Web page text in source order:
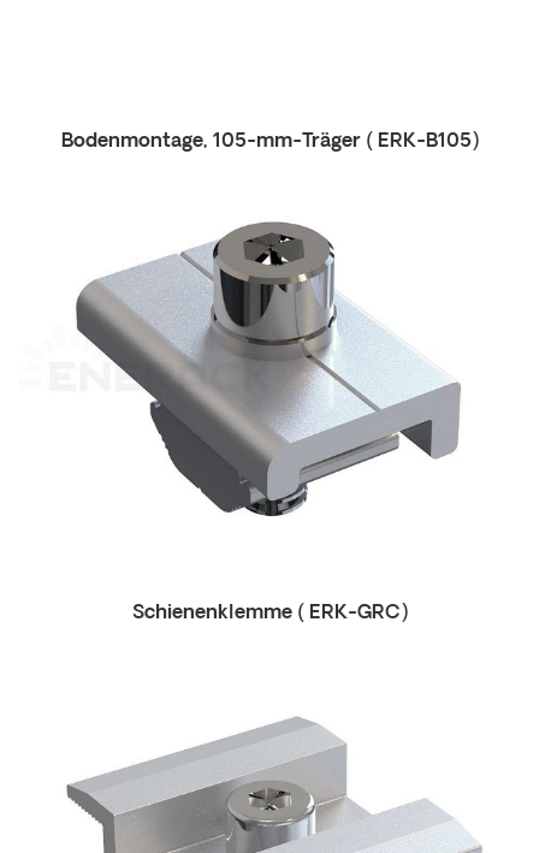
Bodenmontage, 105-mm-Träger ( ERK-B105)
Schienenklemme ( ERK-GRC)